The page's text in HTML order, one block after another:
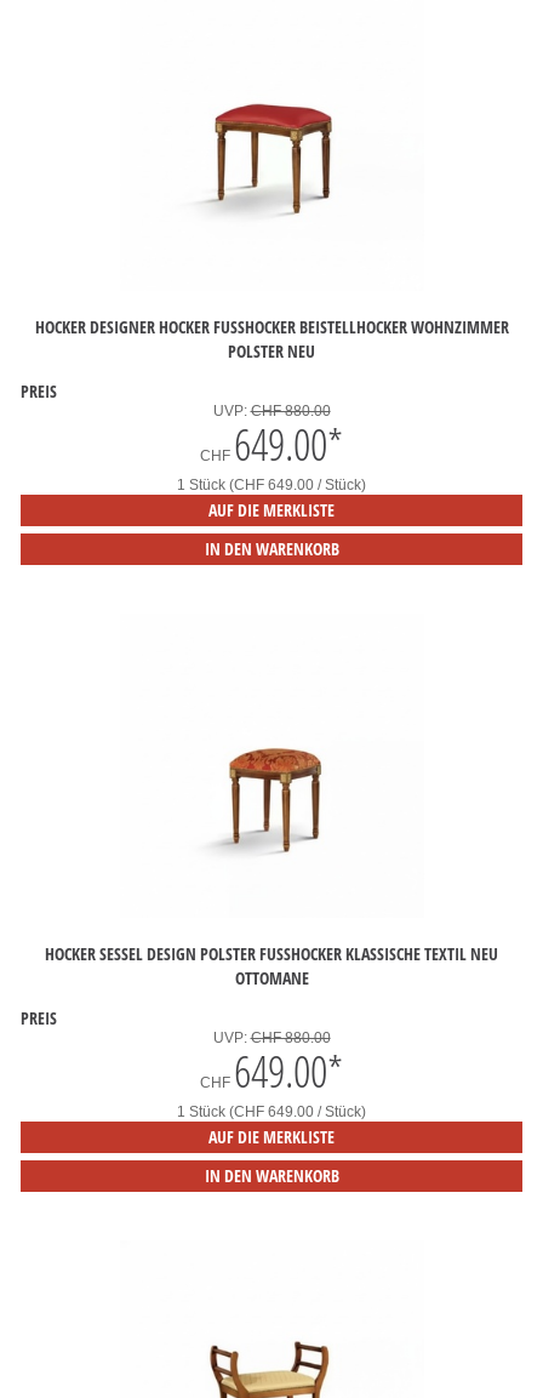
HOCKER DESIGNER HOCKER FUSSHOCKER BEISTELLHOCKER WOHNZIMMER P
OLSTER NEU
PREIS
UVP:CHF 880.00
CHF 649.00*
1 Stück (CHF 649.00 / Stück)
AUF DIE MERKLISTE
IN DEN WARENKORB
HOCKER SESSEL DESIGN POLSTER FUSSHOCKER KLASSISCHE TEXTIL NEU O
TTOMANE
PREIS
UVP:CHF 880.00
CHF 649.00*
1 Stück (CHF 649.00 / Stück)
AUF DIE MERKLISTE
IN DEN WARENKORB